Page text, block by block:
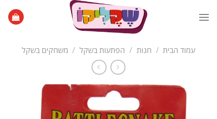
עמוד הבית / חנות / הפתעות בשקל / משחקים בשקל